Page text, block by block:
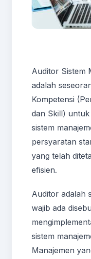
Auditor Sistem
adalah
Kompetensi
dan Skill)
sistem
persyaratan
yang telah
efisien.
Auditor adalah
wajib ada
sistem
Manajemen